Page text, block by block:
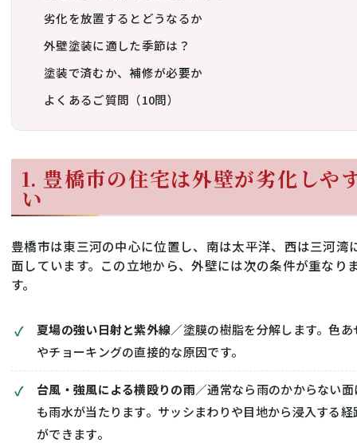
劣化を放置するとどうなるか
外壁塗装に適した季節は？
塗装で済むか、補修が必要か
よくあるご質問（10問）
1. 豊橋市の住宅は外壁が劣化しや
い
豊橋市は東三河の中心に位置し、南は太平洋、西は三河湾
面しています。この立地から、外壁には次の条件が重なり
す。
夏場の強い日射と紫外線／塗膜の樹脂を分解します。色あ
やチョーキングの直接的な原因です。
台風・強風による横殴りの雨／通常なら雨のかからない面
も雨水が当たります。サッシまわりや目地から浸入する経
ができます。